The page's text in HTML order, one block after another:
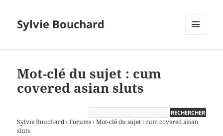
Sylvie Bouchard
Mot-clé du sujet : cum
covered asian sluts
Sylvie Bouchard › Forums › Mot-clé du sujet : cum covered asian
sluts